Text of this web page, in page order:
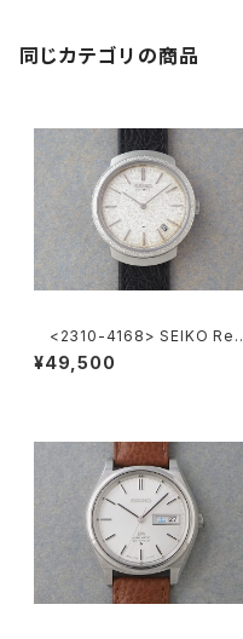
同じカテゴリの商品
<2310-4168> SEIKO Ref.
2419-0010
¥49,500